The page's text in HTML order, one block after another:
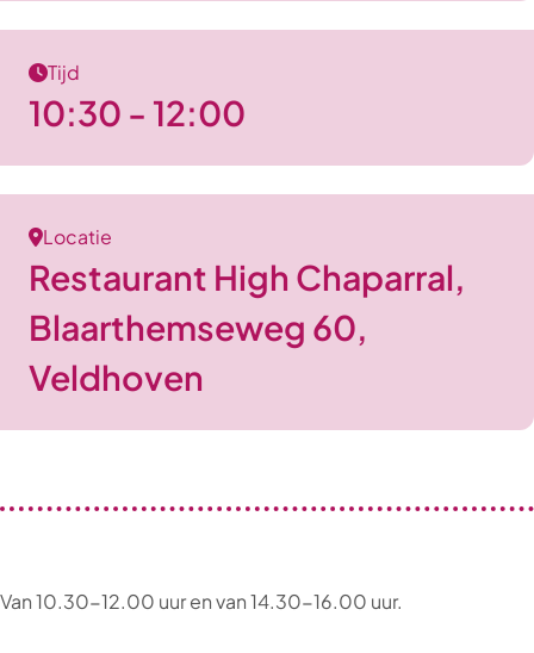
Tijd
10:30 - 12:00
Locatie
Restaurant High Chaparral,
Blaarthemseweg 60,
Veldhoven
Van 10.30-12.00 uur en van 14.30-16.00 uur.